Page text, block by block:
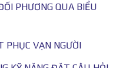
PHƯƠNG QUA BIỂU
PHỤC VẠN NGƯỜI